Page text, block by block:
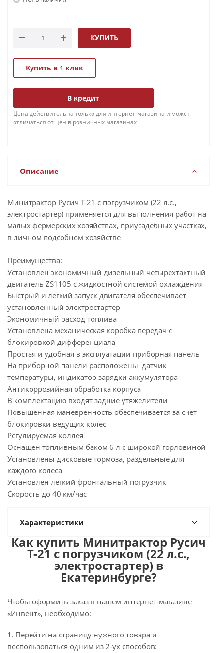
КУПИТЬ
Купить в 1 клик
В кредит
Цена действительна только для интернет-магазина и может
отличаться от цен в розничных магазинах
Описание
Минитрактор Русич Т-21 с погрузчиком (22 л.с.,
электростартер) применяется для выполнения работ на
малых фермерских хозяйствах, приусадебных участках,
в личном подсобном хозяйстве
Преимущества:
Установлен экономичный дизельный четырехтактный
двигатель ZS1105 с жидкостной системой охлаждения
Быстрый и легкий запуск двигателя обеспечивает
установленный электростартер
Экономичный расход топлива
Установлена механическая коробка передач с
блокировкой дифференциала
Простая и удобная в эксплуатации приборная панель
На приборной панели расположены: датчик
температуры, индикатор зарядки аккумулятора
Антикоррозийная обработка корпуса
В комплектацию входят задние утяжелители
Повышенная маневренность обеспечивается за счет
блокировки ведущих колес
Регулируемая коллея
Оснащен топливным баком 6 л с широкой горловиной
Установлены дисковые тормоза, раздельные для
каждого колеса
Установлен легкий фронтальный погрузчик
Скорость до 40 км/час
Характеристики
Как купить Минитрактор Русич
Т-21 с погрузчиком (22 л.с.,
электростартер) в
Екатеринбурге?
Чтобы оформить заказ в нашем интернет-магазине
«Инвент», необходимо:
1. Перейти на страницу нужного товара и
воспользоваться одним из 2-ух способов: